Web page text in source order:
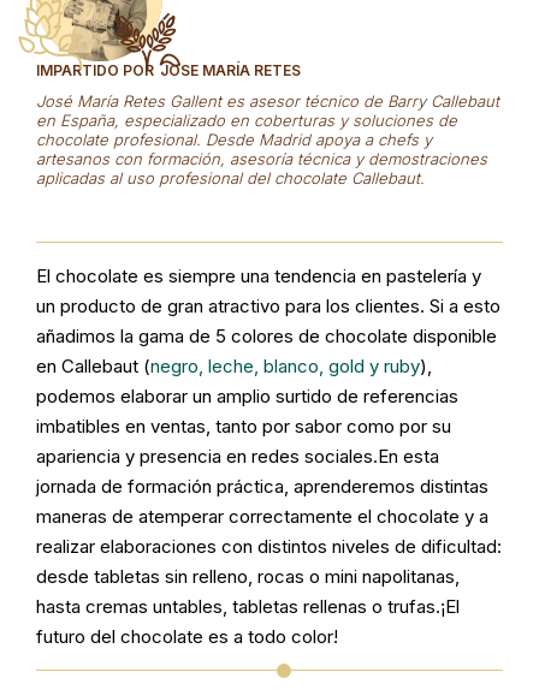
IMPARTIDO POR JOSE MARÍA RETES
José María Retes Gallent es asesor técnico de Barry Callebaut
en España, especializado en coberturas y soluciones de
chocolate profesional. Desde Madrid apoya a chefs y
artesanos con formación, asesoría técnica y demostraciones
aplicadas al uso profesional del chocolate Callebaut.
El chocolate es siempre una tendencia en pastelería y
un producto de gran atractivo para los clientes. Si a esto
añadimos la gama de 5 colores de chocolate disponible
en Callebaut (negro, leche, blanco, gold y ruby),
podemos elaborar un amplio surtido de referencias
imbatibles en ventas, tanto por sabor como por su
apariencia y presencia en redes sociales.En esta
jornada de formación práctica, aprenderemos distintas
maneras de atemperar correctamente el chocolate y a
realizar elaboraciones con distintos niveles de dificultad:
desde tabletas sin relleno, rocas o mini napolitanas,
hasta cremas untables, tabletas rellenas o trufas.¡El
futuro del chocolate es a todo color!